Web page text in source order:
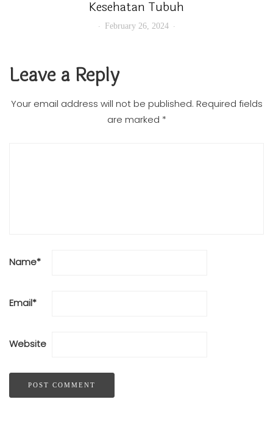
Kesehatan Tubuh
February 26, 2024
Leave a Reply
Your email address will not be published. Required fields
are marked *
Name*
Email*
Website